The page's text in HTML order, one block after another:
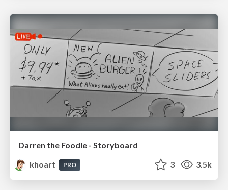
Darren the Foodie - Storyboard
khoart
PRO 3 3.5k